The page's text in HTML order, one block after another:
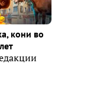
кони во